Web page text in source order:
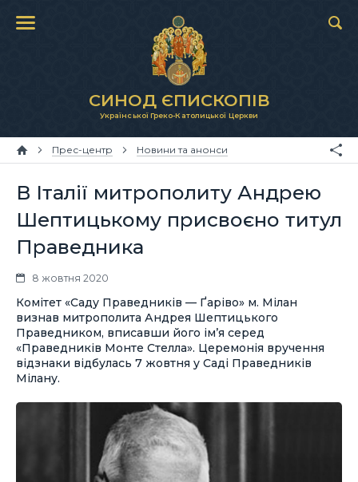
СИНОД ЄПИСКОПІВ
Української Греко-Католицької Церкви
Прес-центр Новини та анонси
В Італії митрополиту Андрею
Шептицькому присвоєно титул
Праведника
8 жовтня 2020
Комітет «Саду Праведників — Ґаріво» м. Мілан
визнав митрополита Андрея Шептицького
Праведником, вписавши його ім’я серед
«Праведників Монте Стелла». Церемонія вручення
відзнаки відбулась 7 жовтня у Саді Праведників
Мілану.